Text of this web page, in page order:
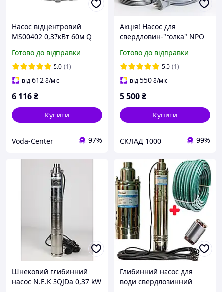
Насос відцентровий
MS00402 0,37кВт 60м Q
Ø75мм MAXIMUS
занурювальний
свердловинний
Готово до відправки
5.0 (1)
від612₴/міс
6 116₴
Купити
Voda-Center 97%
Акція! Насос для
свердловин-"голка" NPO
25м та Контролер тиску у
ПОДАРУНОК!*
Готово до відправки
5.0 (1)
від550₴/міс
5 500₴
Купити
СКЛАД 1000 99%
Шнековий глибинний
насос N.E.K 3QJDa 0,37 kW
Глибинний насос для
води свердловинний